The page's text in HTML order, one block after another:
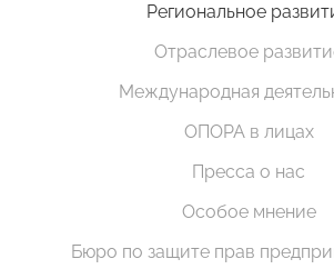
Региональное
Отраслевое
Международная
ОПОРА в лицах
Пресса о нас
Особое мнение
Бюро по защите прав